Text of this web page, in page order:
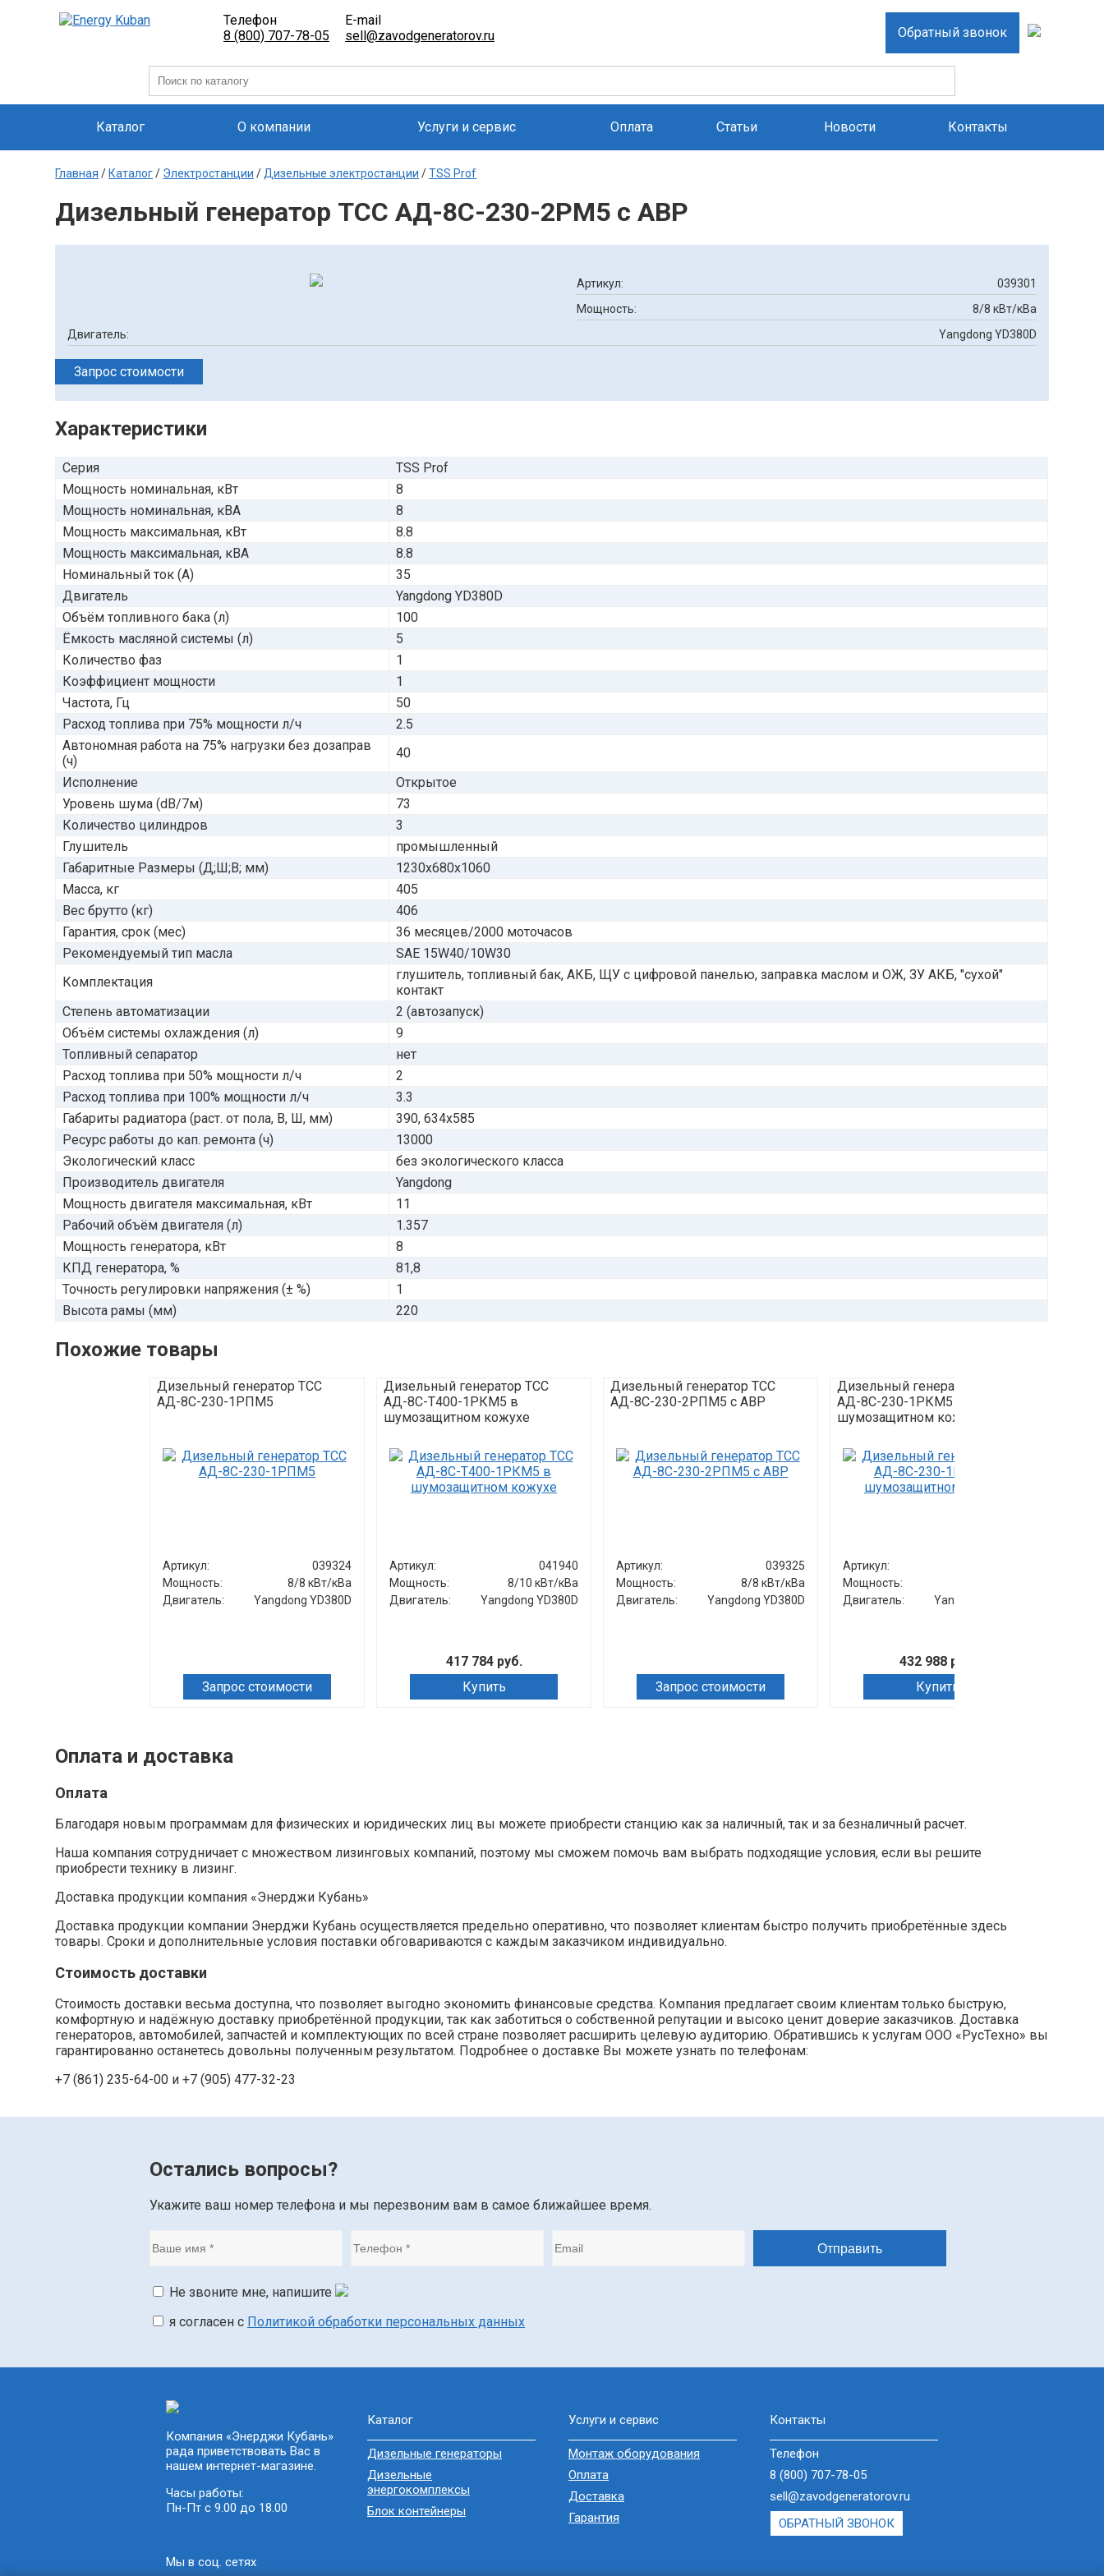
Телефон
8 (800) 707-78-05
E-mail
sell@zavodgeneratorov.ru
Обратный звонок
Каталог О компании Услуги и сервис Оплата Статьи Новости Контакты
Главная / Каталог/ Электростанции / Дизельные электростанции /TSS Prof
Дизельный генератор ТСС АД-8С-230-2РМ5 с АВР
Артикул:
039301
Мощность:
8/8 кВт/кВа
Двигатель:
Yangdong YD380D
Запрос стоимости
Характеристики
Серия
TSS Prof
Мощность номинальная, кВт
8
Мощность номинальная, кВА
8
Мощность максимальная, кВт
8.8
Мощность максимальная, кВА
8.8
Номинальный ток (А)
35
Двигатель
Yangdong YD380D
Объём топливного бака (л)
100
Ёмкость масляной системы (л)
5
Количество фаз
1
Коэффициент мощности
1
Частота, Гц
50
Расход топлива при 75% мощности л/ч
2.5
Автономная работа на 75% нагрузки без дозаправ
(ч)
40
Исполнение
Открытое
Уровень шума (dB/7м)
73
Количество цилиндров
3
Глушитель
промышленный
Габаритные Размеры (Д;Ш;В; мм)
1230x680x1060
Масса, кг
405
Вес брутто (кг)
406
Гарантия, срок (мес)
36 месяцев/2000 моточасов
Рекомендуемый тип масла
SAE 15W40/10W30
Комплектация
глушитель, топливный бак, АКБ, ЩУ с цифровой панелью, заправка маслом и ОЖ, ЗУ АКБ, "сухой"
контакт
Степень автоматизации
2 (автозапуск)
Объём системы охлаждения (л)
9
Топливный сепаратор
нет
Расход топлива при 50% мощности л/ч
2
Расход топлива при 100% мощности л/ч
3.3
Габариты радиатора (раст. от пола, В, Ш, мм)
390, 634x585
Ресурс работы до кап. ремонта (ч)
13000
Экологический класс
без экологического класса
Производитель двигателя
Yangdong
Мощность двигателя максимальная, кВт
11
Рабочий объём двигателя (л)
1.357
Мощность генератора, кВт
8
КПД генератора, %
81,8
Точность регулировки напряжения (± %)
1
Высота рамы (мм)
220
Похожие товары
Дизельный генератор ТСС
АД-8С-230-1РПМ5
Артикул:
039324
Мощность:
8/8 кВт/кВа
Двигатель:
Yangdong YD380D
Запрос стоимости
Дизельный генератор ТСС
АД-8С-Т400-1РКМ5 в
шумозащитном кожухе
Артикул:
041940
Мощность:
8/10 кВт/кВа
Двигатель:
Yangdong YD380D
417 784 руб.
Купить
Дизельный генератор ТСС
АД-8С-230-2РПМ5 с АВР
Артикул:
039325
Мощность:
8/8 кВт/кВа
Двигатель:
Yangdong YD380D
Запрос стоимости
Дизельный генератор ТСС
АД-8С-230-1РКМ5 в
шумозащитном кожухе
Артикул:
Мощность:
Двигатель:
Yangdong YD380D
432 988 руб.
Купить
Оплата и доставка
Оплата
Благодаря новым программам для физических и юридических лиц вы можете приобрести станцию как за наличный, так и за безналичный расчет.
Наша компания сотрудничает с множеством лизинговых компаний, поэтому мы сможем помочь вам выбрать подходящие условия, если вы решите
приобрести технику в лизинг.
Доставка продукции компания «Энерджи Кубань»
Доставка продукции компании Энерджи Кубань осуществляется предельно оперативно, что позволяет клиентам быстро получить приобретённые здесь
товары. Сроки и дополнительные условия поставки обговариваются с каждым заказчиком индивидуально.
Стоимость доставки
Стоимость доставки весьма доступна, что позволяет выгодно экономить финансовые средства. Компания предлагает своим клиентам только быструю,
комфортную и надёжную доставку приобретённой продукции, так как заботиться о собственной репутации и высоко ценит доверие заказчиков. Доставка
генераторов, автомобилей, запчастей и комплектующих по всей стране позволяет расширить целевую аудиторию. Обратившись к услугам ООО «РусТехно» вы
гарантированно останетесь довольны полученным результатом. Подробнее о доставке Вы можете узнать по телефонам:
+7 (861) 235-64-00 и+7 (905) 477-32-23
Остались вопросы?
Укажите ваш номер телефона и мы перезвоним вам в самое ближайшее время.
Не звоните мне, напишите
я согласен с Политикой обработки персональных данных
Компания «Энерджи Кубань»
рада приветствовать Вас в
нашем интернет-магазине.
Часы работы:
Пн-Пт с 9.00 до 18.00
Мы в соц. сетях
Каталог
Дизельные генераторы
Дизельные
энергокомплексы
Блок контейнеры
Услуги и сервис
Монтаж оборудования
Оплата
Доставка
Гарантия
Контакты
Телефон
8 (800) 707-78-05
sell@zavodgeneratorov.ru
ОБРАТНЫЙ ЗВОНОК